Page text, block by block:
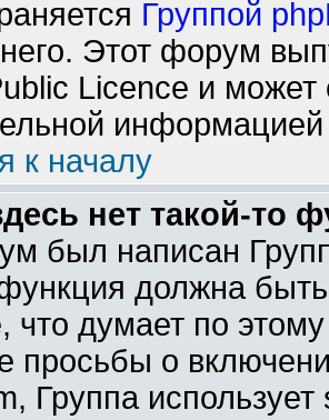
Группой
Этот форум
Licence и может
к началу
нет такой-то
был написан
должна
что думает по
просьбы о
Группа